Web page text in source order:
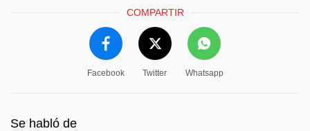
COMPARTIR
Facebook Twitter Whatsapp
Se habló de